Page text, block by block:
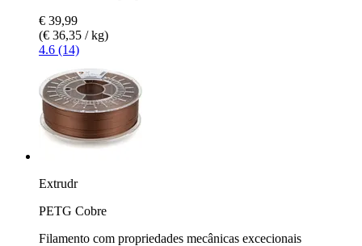
€ 39,99
(€ 36,35 / kg)
4.6 (14)
Extrudr
PETG Cobre
Filamento com propriedades mecânicas excecionais